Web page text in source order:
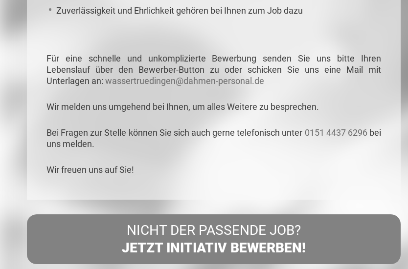
Zuverlässigkeit und Ehrlichkeit gehören bei Ihnen zum Job dazu
Für eine schnelle und unkomplizierte Bewerbung senden Sie uns bitte Ihren
Lebenslauf über den Bewerber-Button zu oder schicken Sie uns eine Mail mit
Unterlagen an: wassertruedingen@dahmen-personal.de
Wir melden uns umgehend bei Ihnen, um alles Weitere zu besprechen.
Bei Fragen zur Stelle können Sie sich auch gerne telefonisch unter 0151 4437 6296bei
uns melden.
Wir freuen uns auf Sie!
NICHT DER PASSENDE JOB?
JETZT INITIATIV BEWERBEN!